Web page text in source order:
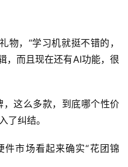
物，“学习机就挺不错的，
，而且现在还有AI功能，很
这么多款，到底哪个性价
了纠结。
市场看起来确实“花团锦